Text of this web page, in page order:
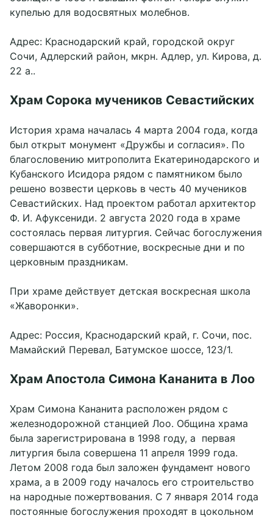
купелью для водосвятных молебнов.
Адрес: Краснодарский край, городской округ
Сочи, Адлерский район, мкрн. Адлер, ул. Кирова, д.
22 а..
Храм Сорока мучеников Севастийских
История храма началась 4 марта 2004 года, когда
был открыт монумент «Дружбы и согласия». По
благословению митрополита Екатеринодарского и
Кубанского Исидора рядом с памятником было
решено возвести церковь в честь 40 мучеников
Севастийских. Над проектом работал архитектор
Ф. И. Афуксениди. 2 августа 2020 года в храме
состоялась первая литургия. Сейчас богослужения
совершаются в субботние, воскресные дни и по
церковным праздникам.
При храме действует детская воскресная школа
«Жаворонки».
Адрес: Россия, Краснодарский край, г. Сочи, пос.
Мамайский Перевал, Батумское шоссе, 123/1.
Храм Апостола Симона Кананита в Лоо
Храм Симона Кананита расположен рядом с
железнодорожной станцией Лоо. Община храма
была зарегистрирована в 1998 году, а первая
литургия была совершена 11 апреля 1999 года.
Летом 2008 года был заложен фундамент нового
храма, а в 2009 году началось его строительство
на народные пожертвования. С 7 января 2014 года
постоянные богослужения проходят в цокольном